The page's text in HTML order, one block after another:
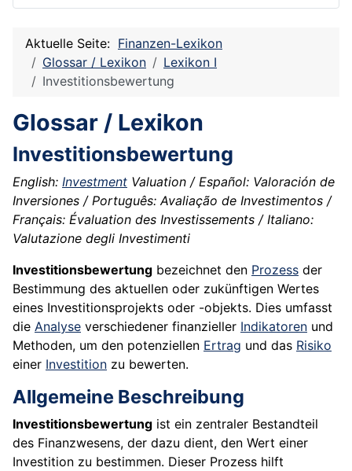
Aktuelle Seite: Finanzen-Lexikon
Glossar / Lexikon
Lexikon I
Investitionsbewertung
Glossar / Lexikon
Investitionsbewertung
English: Investment Valuation / Español: Valoración de
Inversiones / Português: Avaliação de Investimentos /
Français: Évaluation des Investissements / Italiano:
Valutazione degli Investimenti
Investitionsbewertung bezeichnet den Prozess der
Bestimmung des aktuellen oder zukünftigen Wertes
eines Investitionsprojekts oder -objekts. Dies umfasst
die Analyse verschiedener finanzieller Indikatoren und
Methoden, um den potenziellen Ertrag und das Risiko
einer Investition zu bewerten.
Allgemeine Beschreibung
Investitionsbewertung ist ein zentraler Bestandteil
des Finanzwesens, der dazu dient, den Wert einer
Investition zu bestimmen. Dieser Prozess hilft